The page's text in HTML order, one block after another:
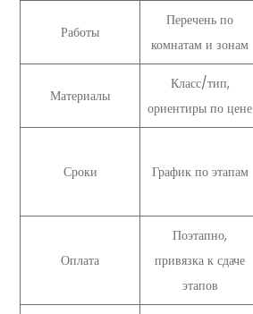
Работы
Перечень по
комнатам и зонам
Материалы
Класс/тип,
ориентиры по цене
Сроки График по этапам
Оплата
Поэтапно,
привязка к сдаче
этапов